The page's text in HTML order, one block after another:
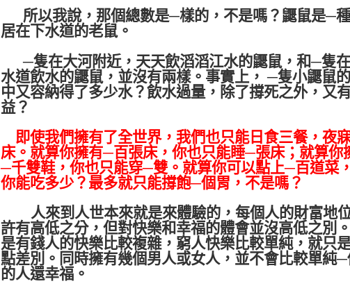
所以我說，那個總數是─樣的，不是嗎？鼴鼠是─
居在下水道的老鼠。
─隻在大河附近，天天飲滔滔江水的鼴鼠，和─隻
水道飲水的鼴鼠，並沒有兩樣。事實上， ─隻小鼴鼠
中又容納得了多少水？飲水過量，除了撐死之外，又
益？
即使我們擁有了全世界，我們也只能日食三餐，夜
床。就算你擁有─百張床，你也只能睡─張床；就算你
─千雙鞋，你也只能穿─雙。就算你可以點上─百道菜
你能吃多少？最多就只能撐飽─個胃，不是嗎？
人來到人世本來就是來體驗的，每個人的財富地
許有高低之分，但對快樂和幸福的體會並沒高低之別
是有錢人的快樂比較複雜，窮人快樂比較單純，就只
點差別。同時擁有幾個男人或女人，並不會比較單純─
的人還幸福。